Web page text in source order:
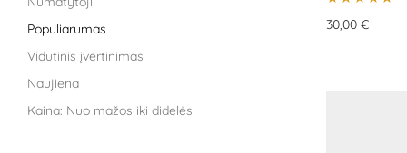
Populiarumas
Vidutinis įvertinimas
Naujiena
Kaina: Nuo mažos iki didelės
Įvertinimas:
30,00 €